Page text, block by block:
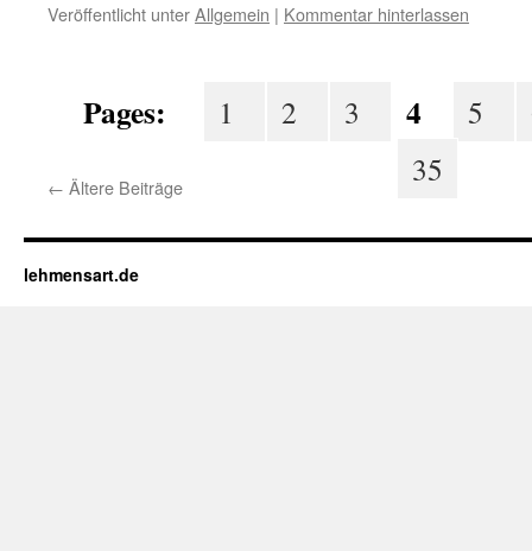
Veröffentlicht unterAllgemein | Kommentar hinterlassen
Pages: 1 2 3 4 5
35
← Ältere Beiträge
lehmensart.de